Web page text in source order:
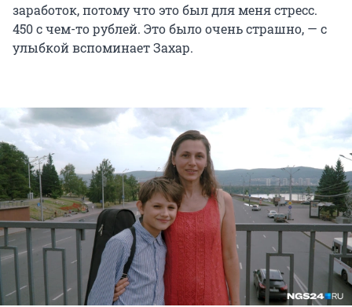
заработок, потому что это был для меня стресс.
450 с чем-то рублей. Это было очень страшно, — с
улыбкой вспоминает Захар.